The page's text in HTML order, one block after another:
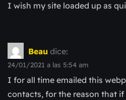
I wish my site loaded up as
Beau dice:
24/01/2021 a las 5:54 am
I for all time emailed this
contacts, for the reason that if